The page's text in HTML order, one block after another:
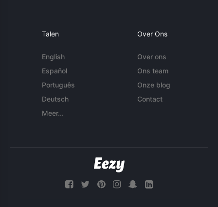
Talen
English
Español
Português
Deutsch
Meer...
Over Ons
Over ons
Ons team
Onze blog
Contact